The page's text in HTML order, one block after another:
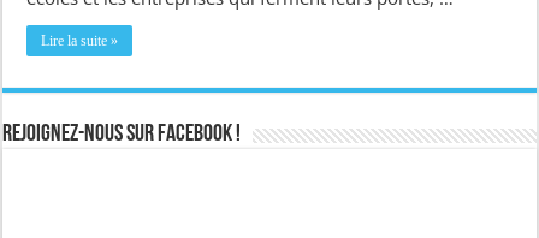
Lire la suite »
Rejoignez-nous sur Facebook !